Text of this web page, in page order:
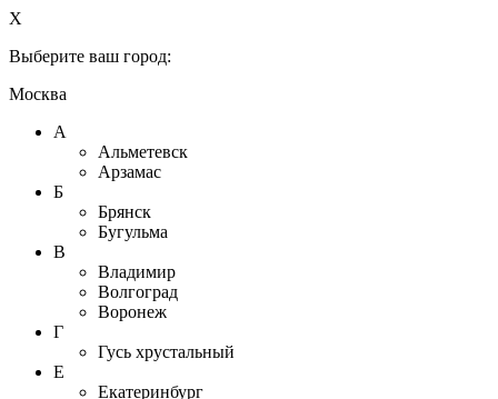
X
Выберите ваш город:
Москва
А
Альметевск
Арзамас
Б
Брянск
Бугульма
В
Владимир
Волгоград
Воронеж
Г
Гусь хрустальный
Е
Екатеринбург